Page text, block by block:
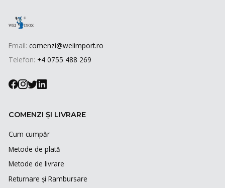
Email: comenzi@weiimport.ro
Telefon: +4 0755 488 269
COMENZI ȘI LIVRARE
Cum cumpăr
Metode de plată
Metode de livrare
Returnare și Rambursare